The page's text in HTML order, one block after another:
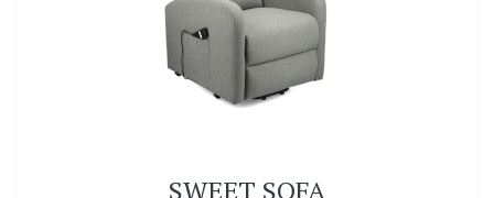
SWEET SOFA